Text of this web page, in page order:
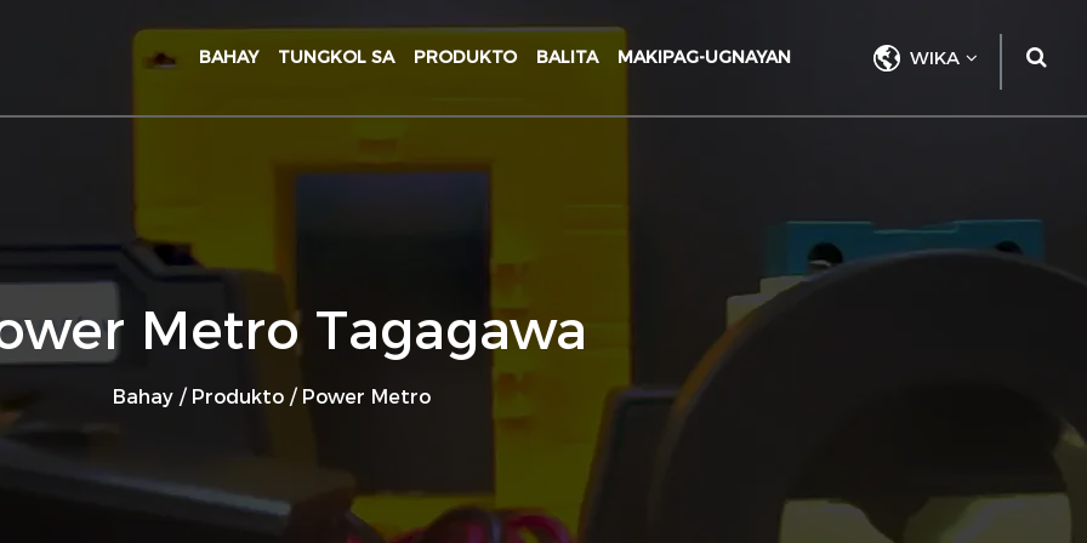
WIKA
BAHAY TUNGKOL SA PRODUKTO BALITA MAKIPAG-UGNAYAN
Metro Tagagawa
Bahay / Produkto / Power Metro